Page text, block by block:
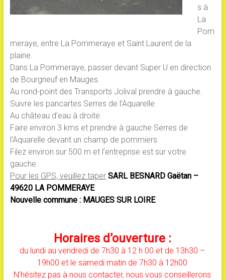
s à
La
Pom
meraye, entre La Pommeraye et Saint Laurent de la
plaine.
Dans La Pommeraye, passer devant Super U en direction
de Bourgneuf en Mauges.
Au rond-point des Transports Jolival prendre à gauche.
Suivre les pancartes Serres de l’Aquarelle.
Au château d’eau à droite.
Faire environ 3 kms et prendre à gauche Serres de
l’Aquarelle devant un champ de pommiers.
Filez environ sur 500 m et l’entreprise est sur votre
gauche.
Pour les GPS, veuillez taperSARL BESNARD Gaëtan –
49620 LA POMMERAYE
Nouvelle commune : MAUGES SUR LOIRE
Horaires d’ouverture :
du lundi au vendredi de 7h30 à 12 h 00 et de 13h30 –
19h00 et le samedi matin de 7h30 à 12h00
N’hésitez pas à nous contacter, nous vous conseillerons